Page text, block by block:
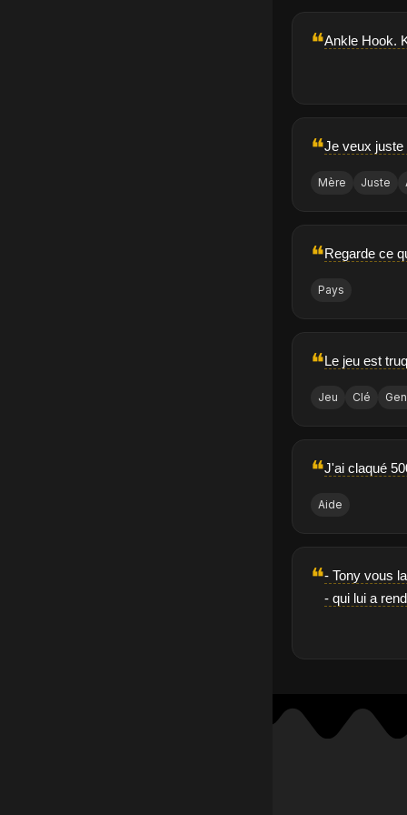
❝Ankle Hook.
❝Je veux juste
Mère Juste
❝Regarde ce
Pays
❝Le jeu est
Jeu Clé
❝J'ai claqué
Aide
❝- Tony vous
- qui lui a